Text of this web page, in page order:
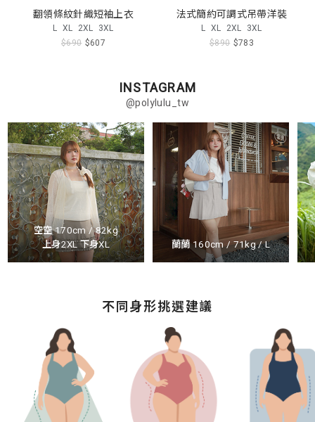
翻領條紋針織短袖上衣
L XL 2XL 3XL
$690 $607
法式簡約可調式吊帶洋裝
L XL 2XL 3XL
$890 $783
INSTAGRAM
@polylulu_tw
空空 170cm / 82kg
上身2XL 下身XL
蘭蘭 160cm / 71kg / L
不同身形挑選建議